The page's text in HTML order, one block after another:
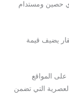
حصين ومستدام
يضيف قيمة
المواقع
العصرية التي تضمن